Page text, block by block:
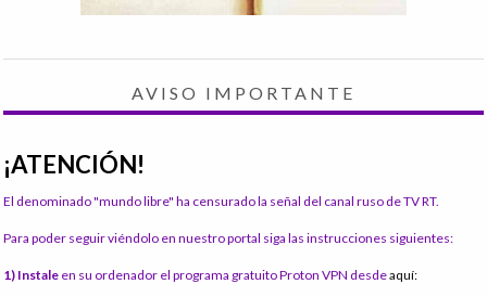
AVISO IMPORTANTE
¡ATENCIÓN!
El denominado "mundo libre" ha censurado la señal del canal ruso de TV RT.
Para poder seguir viéndolo en nuestro portal siga las instrucciones siguientes:
1) Instale en su ordenador el programa gratuito Proton VPN desdeaquí: